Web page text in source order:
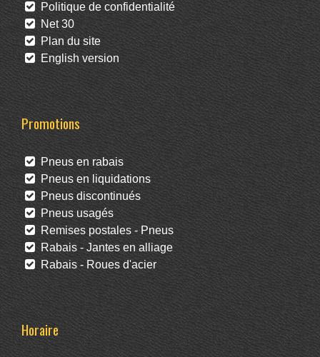
Politique de confidentialité
Net 30
Plan du site
English version
Promotions
Pneus en rabais
Pneus en liquidations
Pneus discontinués
Pneus usagés
Remises postales - Pneus
Rabais - Jantes en alliage
Rabais - Roues d'acier
Horaire